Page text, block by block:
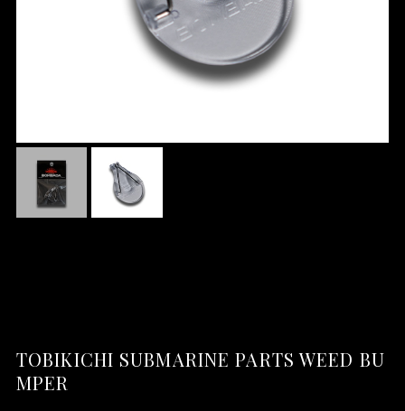
TOBIKICHI SUBMARINE PARTS WEED BU
MPER